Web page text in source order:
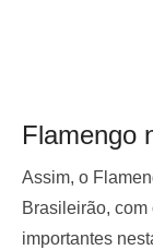
Flamengo
Assim, o
Brasileirão,
importantes